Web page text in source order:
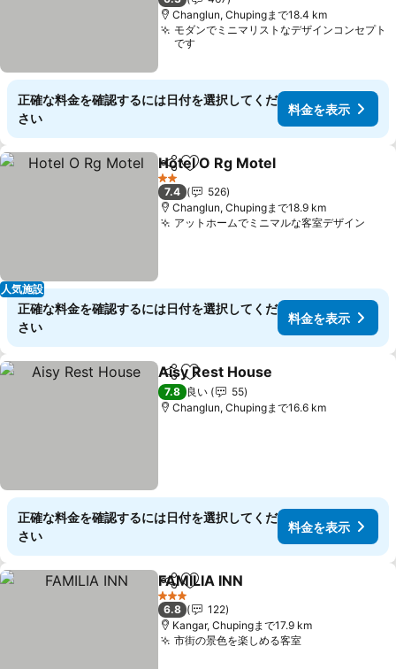
Changlun, Chupingまで18.4 km
モダンでミニマリストなデザインコンセプト
です
正確な料金を確認するには日付を選択してくだ
さい
料金を表示
人気施設
シェアお気に入りに追加
Hotel O Rg Motel
2 ホテルのランク
7.4
526
Changlun, Chupingまで18.9 km
アットホームでミニマルな客室デザイン
正確な料金を確認するには日付を選択してくだ
さい
料金を表示
シェアお気に入りに追加
Aisy Rest House
7.8 良い
55
Changlun, Chupingまで16.6 km
正確な料金を確認するには日付を選択してくだ
さい
料金を表示
シェアお気に入りに追加
FAMILIA INN
3 ホテルのランク
6.8
122
Kangar, Chupingまで17.9 km
市街の景色を楽しめる客室料金を表示